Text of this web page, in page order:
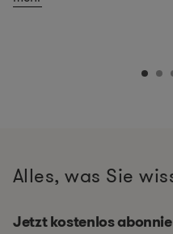
Alles, was Sie
Jetzt kostenlos